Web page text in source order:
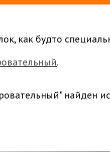
как будто
.
найден